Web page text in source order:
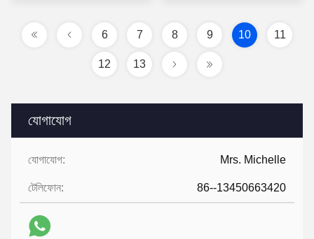
যোগাযোগ
যোগাযোগ: Mrs. Michelle
টেলিফোন: 86--13450663420
6 7 8 9 10 11
12 13